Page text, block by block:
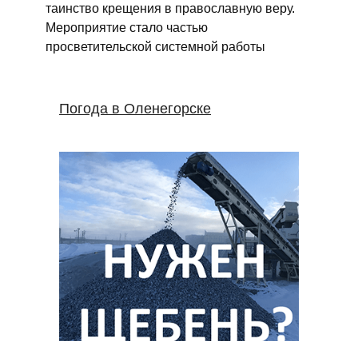
таинство крещения в православную веру.
Мероприятие стало частью
просветительской системной работы
Погода в Оленегорске